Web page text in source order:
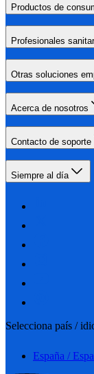
Productos de
Profesionales
Otras soluciones
Acerca de nosotros
Contacto de soporte
Siempre al día
Selecciona país /
España /